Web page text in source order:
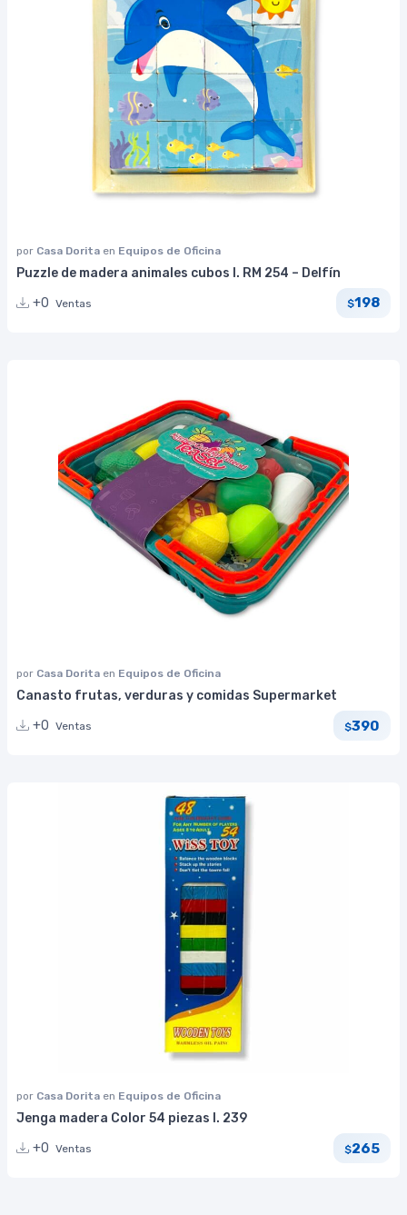
por Casa Dorita en Equipos de Oficina
Puzzle de madera animales cubos I. RM 254 – Delfín
+0 Ventas $198
por Casa Dorita en Equipos de Oficina
Canasto frutas, verduras y comidas Supermarket
+0 Ventas $390
por Casa Dorita en Equipos de Oficina
Jenga madera Color 54 piezas I. 239
+0 Ventas $265